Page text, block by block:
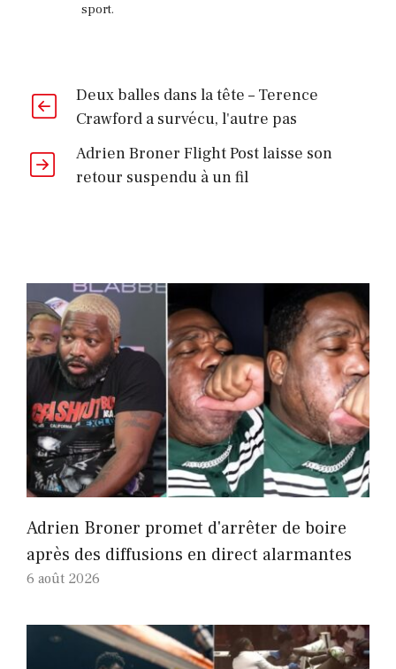
sport.
Deux balles dans la tête – Terence
Crawford a survécu, l'autre pas
Adrien Broner Flight Post laisse son
retour suspendu à un fil
Adrien Broner promet d'arrêter de boire
après des diffusions en direct alarmantes
6 août 2026